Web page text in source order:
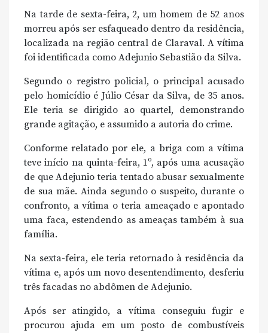
Na tarde de sexta-feira, 2, um homem de 52 anos
morreu após ser esfaqueado dentro da residência,
localizada na região central de Claraval. A vítima
foi identificada como Adejunio Sebastião da Silva.
Segundo o registro policial, o principal acusado
pelo homicídio é Júlio César da Silva, de 35 anos.
Ele teria se dirigido ao quartel, demonstrando
grande agitação, e assumido a autoria do crime.
Conforme relatado por ele, a briga com a vítima
teve início na quinta-feira, 1º, após uma acusação
de que Adejunio teria tentado abusar sexualmente
de sua mãe. Ainda segundo o suspeito, durante o
confronto, a vítima o teria ameaçado e apontado
uma faca, estendendo as ameaças também à sua
família.
Na sexta-feira, ele teria retornado à residência da
vítima e, após um novo desentendimento, desferiu
três facadas no abdômen de Adejunio.
Após ser atingido, a vítima conseguiu fugir e
procurou ajuda em um posto de combustíveis